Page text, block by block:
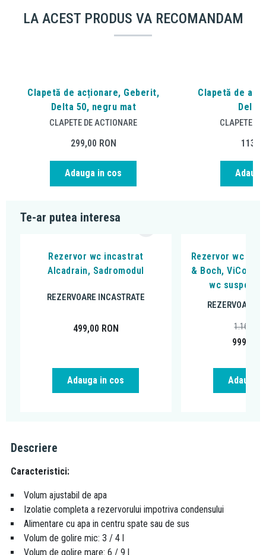
LA ACEST PRODUS VA RECOMANDAM
Clapetă de acționare, Geberit,
Delta 50, negru mat
CLAPETE DE ACTIONARE
299,00 RON
Adauga in cos
Clapetă de
CLAPETE
Te-ar putea interesa
Rezervor wc incastrat
Alcadrain, Sadromodul
REZERVOARE INCASTRATE
499,00 RON
Adauga in cos
Rezervor wc
& Boch,
wc
REZERVOARE
999,00
1.166,93
Adauga
Descriere
Caracteristici:
Volum ajustabil de apa
Izolatie completa a rezervorului impotriva condensului
Alimentare cu apa in centru spate sau de sus
Volum de golire mic: 3 / 4 l
Volum de golire mare: 6 / 9 l